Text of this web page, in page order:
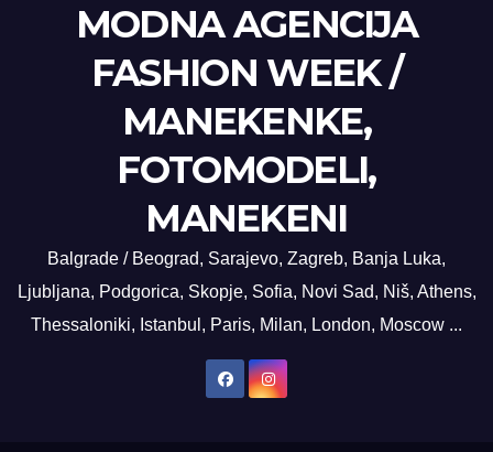
MODNA AGENCIJA
FASHION WEEK /
MANEKENKE,
FOTOMODELI,
MANEKENI
Balgrade / Beograd, Sarajevo, Zagreb, Banja Luka,
Ljubljana, Podgorica, Skopje, Sofia, Novi Sad, Niš, Athens,
Thessaloniki, Istanbul, Paris, Milan, London, Moscow ...